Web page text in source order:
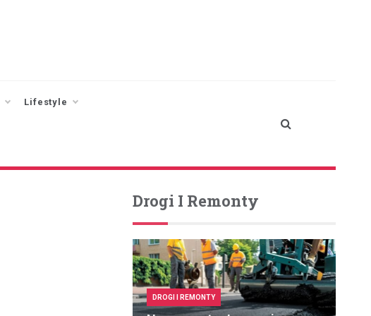
Lifestyle
Drogi I Remonty
DROGI I REMONTY